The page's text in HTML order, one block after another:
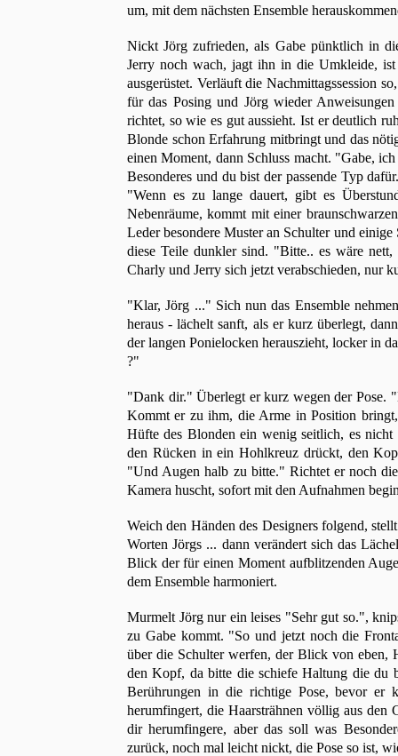
um, mit dem nächsten Ensemble
Nickt Jörg zufrieden, als Gabe pünktlich in
Jerry noch wach, jagt ihn in die Umkleide,
ausgerüstet. Verläuft die Nachmittagssession
für das Posing und Jörg wieder
richtet, so wie es gut aussieht. Ist er deutlich
Blonde schon Erfahrung mitbringt und das
einen Moment, dann Schluss macht. "Gabe,
Besonderes und du bist der passende Typ
"Wenn es zu lange dauert, gibt es
Nebenräume, kommt mit einer
Leder besondere Muster an Schulter und
diese Teile dunkler sind. "Bitte.. es wäre
Charly und Jerry sich jetzt verabschieden, nur
"Klar, Jörg ..." Sich nun das Ensemble
heraus - lächelt sanft, als er kurz überlegt,
der langen Ponielocken herauszieht, locker in
?"
"Dank dir." Überlegt er kurz wegen der Pose.
Kommt er zu ihm, die Arme in Position
Hüfte des Blonden ein wenig seitlich, es
den Rücken in ein Hohlkreuz drückt, den
"Und Augen halb zu bitte." Richtet er noch
Kamera huscht, sofort mit den Aufnahmen
Weich den Händen des Designers folgend,
Worten Jörgs ... dann verändert sich das
Blick der für einen Moment aufblitzenden
dem Ensemble harmoniert.
Murmelt Jörg nur ein leises "Sehr gut so.",
zu Gabe kommt. "So und jetzt noch die
über die Schulter werfen, der Blick von eben,
den Kopf, da bitte die schiefe Haltung die du
Berührungen in die richtige Pose, bevor er
herumfingert, die Haarsträhnen völlig aus
dir herumfingere, aber das soll was
zurück, noch mal leicht nickt, die Pose so ist,